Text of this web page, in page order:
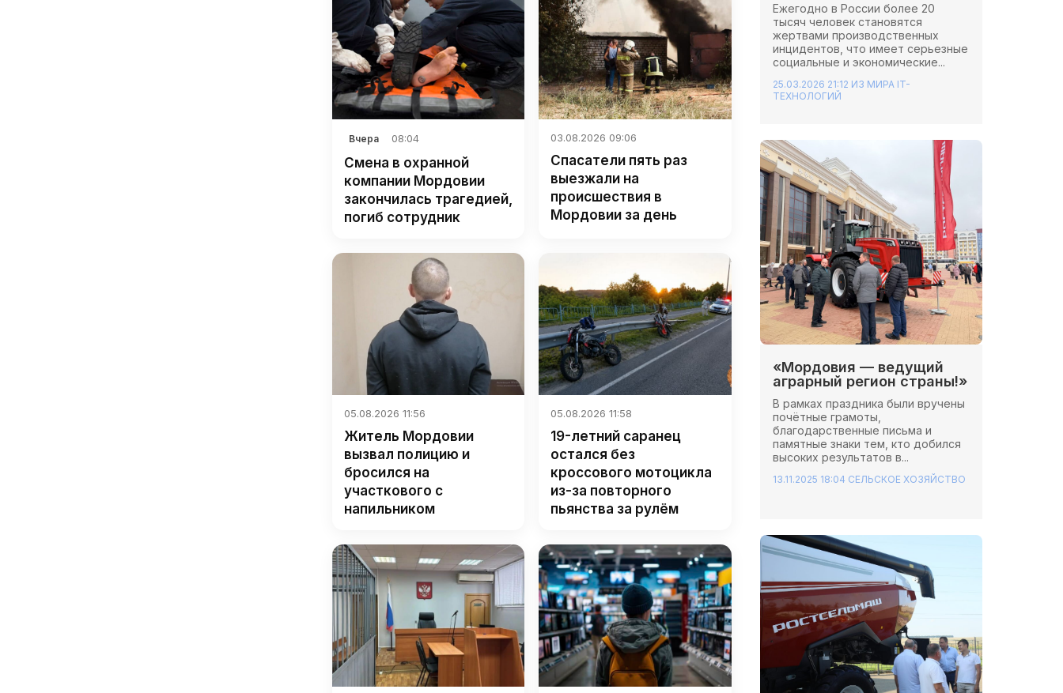
Вчера 08:04
Смена в охранной
компании Мордовии
закончилась трагедией,
погиб сотрудник
03.08.2026 09:06
Спасатели пять раз
выезжали на
происшествия в
Мордовии за день
05.08.2026 11:56
Житель Мордовии
вызвал полицию и
бросился на
участкового с
напильником
05.08.2026 11:58
19-летний саранец
остался без
кроссового мотоцикла
из-за повторного
пьянства за рулём
Ежегодно в России более 20
тысяч человек становятся
жертвами производственных
инцидентов, что имеет серьезные
социальные и экономические...
25.03.2026 21:12 ИЗ МИРА IT-
ТЕХНОЛОГИЙ
«Мордовия — ведущий
аграрный регион страны!»
В рамках праздника были вручены
почётные грамоты,
благодарственные письма и
памятные знаки тем, кто добился
высоких результатов в...
13.11.2025 18:04 СЕЛЬСКОЕ ХОЗЯЙСТВО